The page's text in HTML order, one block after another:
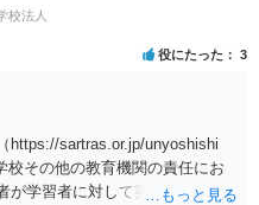
はないかという印象です。
校法人
役にたった 3
https://sartras.or.jp/unyoshishi
その他の教育機関の責任にお
が学習者に対して実施する教育